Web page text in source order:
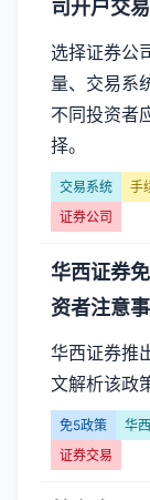
司开户交易
选择证券公
量、交易系
不同投资者
择。
交易系统 手
证券公司
华西证券
资者注意
华西证券推
文解析该政
免5政策 华
证券交易